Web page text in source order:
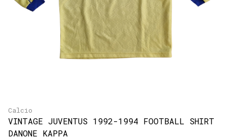
Calcio
VINTAGE JUVENTUS 1992-1994 FOOTBALL SHIRT
DANONE KAPPA